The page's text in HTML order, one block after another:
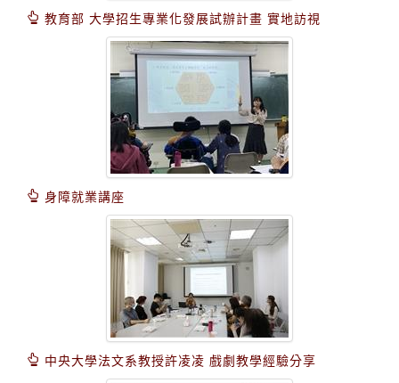
教育部 大學招生專業化發展試辦計畫 實地訪視
身障就業講座
中央大學法文系教授許凌凌 戲劇教學經驗分享